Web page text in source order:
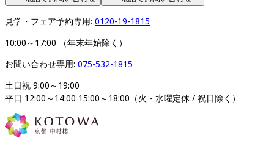
見学・フェア予約専用: 0120-19-1815
10:00～17:00 （年末年始除く）
お問い合わせ専用: 075-532-1815
土日祝 9:00～19:00
平日 12:00～14:00 15:00～18:00（火・水曜定休 / 祝日除く）